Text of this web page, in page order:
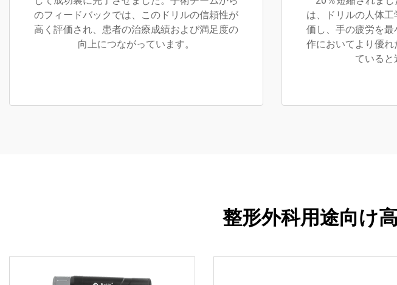
のフィードバックでは、このドリルの信頼性が
高く評価され、患者の治療成績および満足度の
向上につながっています。
は、ドリルの人体
価し、手の疲労を
作においてより優
ていると
整形外科用途向け